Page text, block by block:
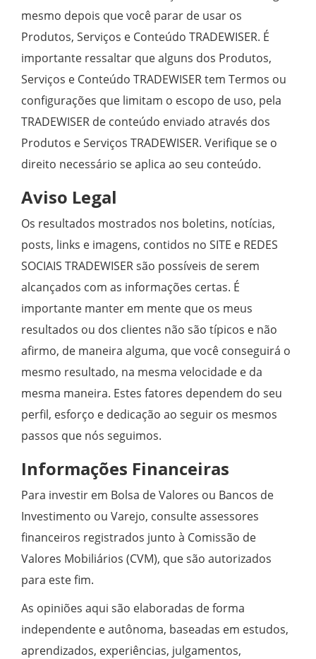
mesmo depois que você parar de usar os
Produtos, Serviços e Conteúdo TRADEWISER. É
importante ressaltar que alguns dos Produtos,
Serviços e Conteúdo TRADEWISER tem Termos ou
configurações que limitam o escopo de uso, pela
TRADEWISER de conteúdo enviado através dos
Produtos e Serviços TRADEWISER. Verifique se o
direito necessário se aplica ao seu conteúdo.
Aviso Legal
Os resultados mostrados nos boletins, notícias,
posts, links e imagens, contidos no SITE e REDES
SOCIAIS TRADEWISER são possíveis de serem
alcançados com as informações certas. É
importante manter em mente que os meus
resultados ou dos clientes não são típicos e não
afirmo, de maneira alguma, que você conseguirá o
mesmo resultado, na mesma velocidade e da
mesma maneira. Estes fatores dependem do seu
perfil, esforço e dedicação ao seguir os mesmos
passos que nós seguimos.
Informações Financeiras
Para investir em Bolsa de Valores ou Bancos de
Investimento ou Varejo, consulte assessores
financeiros registrados junto à Comissão de
Valores Mobiliários (CVM), que são autorizados
para este fim.
As opiniões aqui são elaboradas de forma
independente e autônoma, baseadas em estudos,
aprendizados, experiências, julgamentos,